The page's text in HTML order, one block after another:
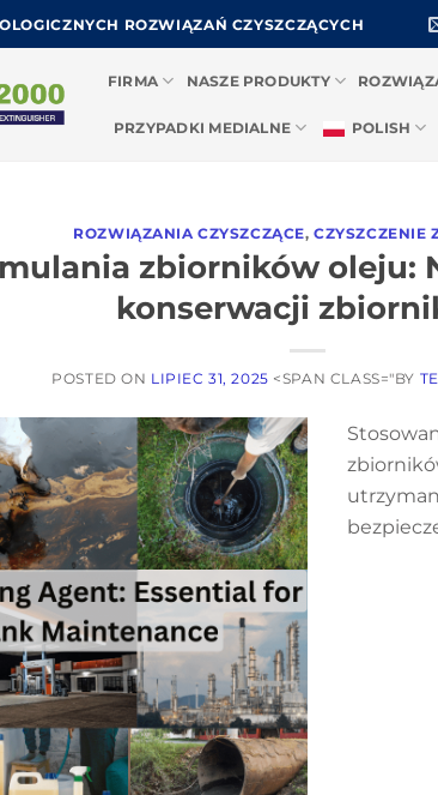
ROZWIĄZAŃ CZYSZCZĄCYCH
FIRMA NASZE PRODUKTY
PRZYPADKI MEDIALNE POLISH
ROZWIĄZANIA CZYSZCZĄCE,CZYSZCZENIE
zbiorników oleju:
konserwacji
POSTED ON LIPIEC 31, 2025 <SPAN CLASS="BY